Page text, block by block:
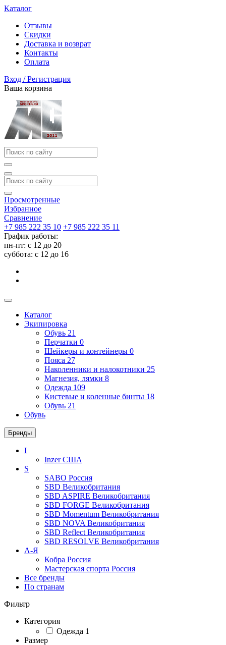
Каталог
Отзывы
Скидки
Доставка и возврат
Контакты
Оплата
Вход / Регистрация
Ваша корзина
Просмотренные
Избранное
Сравнение
+7 985 222 35 10 +7 985 222 35 11
График работы:
пн-пт: с 12 до 20
суббота: c 12 до 16
Каталог
Экипировка
Обувь 21
Перчатки 0
Шейкеры и контейнеры 0
Пояса 27
Наколенники и налокотники 25
Магнезия, лямки 8
Одежда 109
Кистевые и коленные бинты 18
Обувь 21
Обувь
Бренды
I
InzerСША
S
SABO Россия
SBD Великобритания
SBD ASPIRE Великобритания
SBD FORGE Великобритания
SBD Momentum Великобритания
SBD NOVA Великобритания
SBD Reflect Великобритания
SBD RESOLVE Великобритания
А-Я
Кобра Россия
Мастерская спорта Россия
Все бренды
По странам
Фильтр
Категория
Одежда 1
Размер